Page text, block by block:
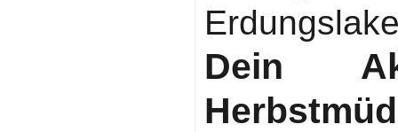
Dein